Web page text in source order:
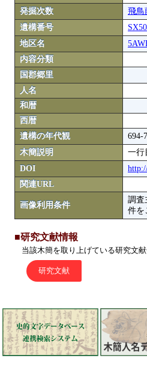
発掘次数
飛鳥
遺構番号
地区名
内容分類
国郡郷里
人名
和暦
西暦
遺構の年代観
694-
木簡説明
一行
DOI
関連URL
画像利用条件
調査
件を
■研究文献情報
当該木簡を取り上げている研究文献
研究文献